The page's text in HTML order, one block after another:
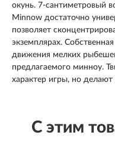
окунь. 7-сантиметровый
Minnow достаточно
позволяет
экземплярах.
движения мелких
предлагаемого минноу.
характер игры, но
С этим